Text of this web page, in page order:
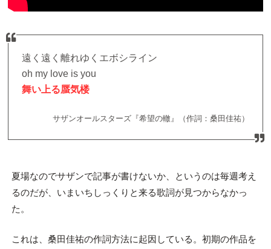
遠く遠く離れゆくエボシライン
oh my love is you
舞い上る蜃気楼
サザンオールスターズ『希望の轍』（作詞：桑田佳祐）
夏場なのでサザンで記事が書けないか、というのは毎週考え
るのだが、いまいちしっくりと来る歌詞が見つからなかっ
た。
これは、桑田佳祐の作詞方法に起因している。初期の作品を